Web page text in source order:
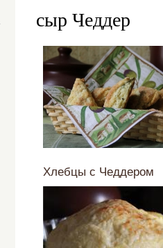
сыр Чеддер
Хлебцы с Чеддером